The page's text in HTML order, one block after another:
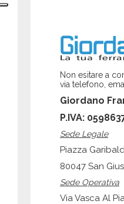
Non esitare a
via telefono,
Giordano
P.IVA:
Sede Legale
Piazza
80047 San
Sede Operativa
Via Vasca Al